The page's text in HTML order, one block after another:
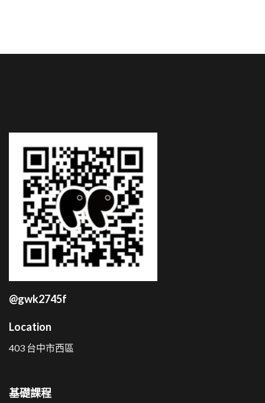
@gwk2745f
Location
403 台中市西區
基礎課程